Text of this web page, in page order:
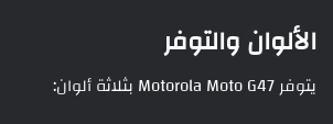
الألوان والتوفر
يتوفر Motorola Moto G47 بثلاثة ألوان: